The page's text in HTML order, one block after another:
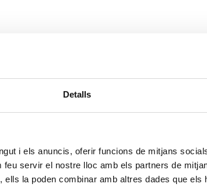
Detalls
i els anuncis, oferir funcions de mitjans
servir el nostre lloc amb els partners de
ells la poden combinar amb altres dades que els